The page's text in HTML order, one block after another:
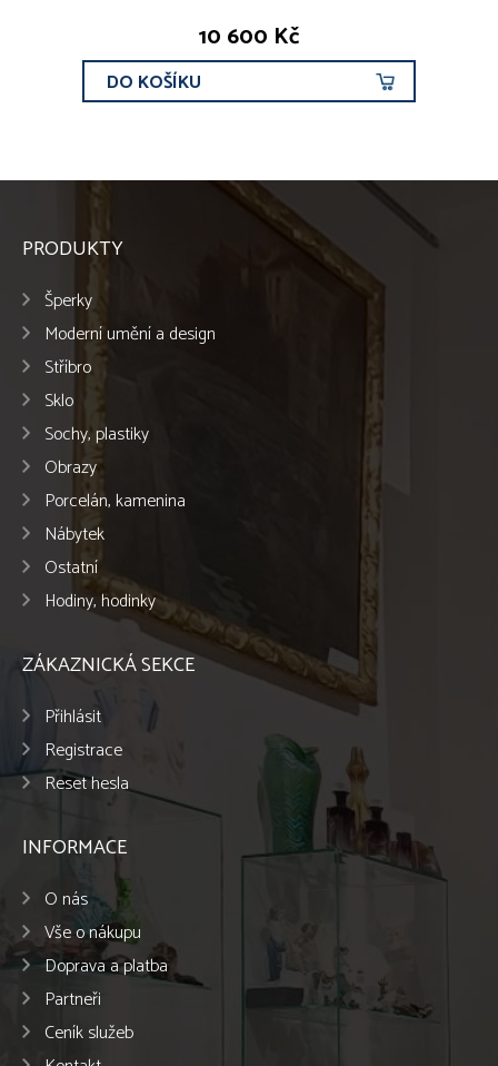
10 600 Kč
DO KOŠÍKU
PRODUKTY
Šperky
Moderní umění a design
Stříbro
Sklo
Sochy, plastiky
Obrazy
Porcelán, kamenina
Nábytek
Ostatní
Hodiny, hodinky
ZÁKAZNICKÁ SEKCE
Přihlásit
Registrace
Reset hesla
INFORMACE
O nás
Vše o nákupu
Doprava a platba
Partneři
Ceník služeb